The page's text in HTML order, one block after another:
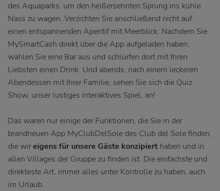
des Aquaparks, um den heißersehnten Sprung ins kühle
Nass zu wagen. Verzichten Sie anschließend nicht auf
einen entspannenden Aperitif mit Meerblick: Nachdem Sie
MySmartCash direkt über die App aufgeladen haben,
wählen Sie eine Bar aus und schlürfen dort mit Ihren
Liebsten einen Drink. Und abends, nach einem leckeren
Abendessen mit Ihrer Familie, sehen Sie sich die Quiz
Show, unser lustiges interaktives Spiel, an!
Das waren nur einige der Funktionen, die Sie in der
brandneuen App MyClubDelSole des Club del Sole finden,
die wireigens für unsere Gäste konzipiert haben und in
allen Villages der Gruppe zu finden ist. Die einfachste und
direkteste Art, immer alles unter Kontrolle zu haben, auch
im Urlaub.